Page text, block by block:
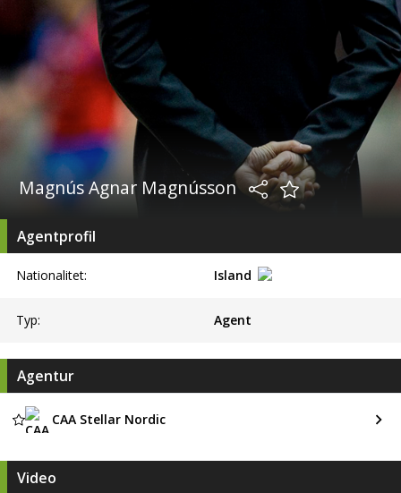
Magnús Agnar Magnússon
Agentprofil
Nationalitet: Island
Typ: Agent
Agentur
CAA Stellar Nordic
Video